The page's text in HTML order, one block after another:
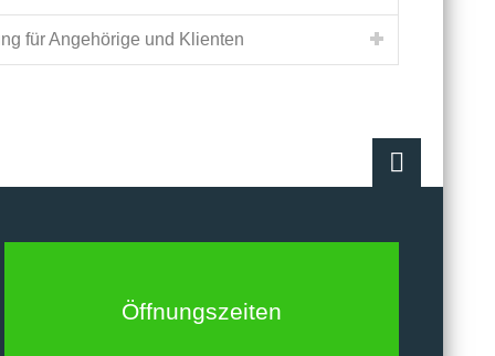
für Angehörige und Klienten
Öffnungszeiten